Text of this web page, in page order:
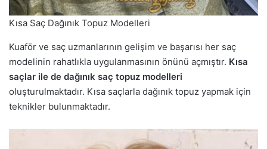
Kısa Saç Dağınık Topuz Modelleri
Kuaför ve saç uzmanlarının gelişim ve başarısı her saç
modelinin rahatlıkla uygulanmasının önünü açmıştır. Kısa
saçlar ile de dağınık saç topuz modelleri
oluşturulmaktadır. Kısa saçlarla dağınık topuz yapmak için
teknikler bulunmaktadır.